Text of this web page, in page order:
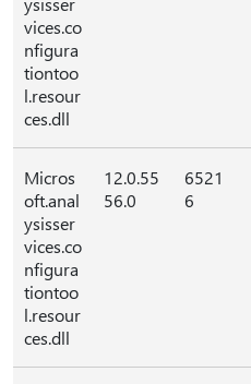
vices.co
nfigura
tiontoo
l.resour
ces.dll
Micros
oft.anal
ysisser
vices.co
nfigura
tiontoo
l.resour
ces.dll
12.0.55
56.0
6521
6